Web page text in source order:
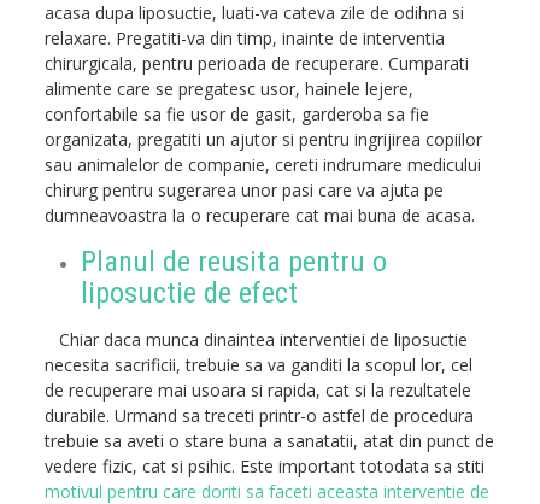
acasa dupa liposuctie, luati-va cateva zile de odihna si
relaxare. Pregatiti-va din timp, inainte de interventia
chirurgicala, pentru perioada de recuperare. Cumparati
alimente care se pregatesc usor, hainele lejere,
confortabile sa fie usor de gasit, garderoba sa fie
organizata, pregatiti un ajutor si pentru ingrijirea copiilor
sau animalelor de companie, cereti indrumare medicului
chirurg pentru sugerarea unor pasi care va ajuta pe
dumneavoastra la o recuperare cat mai buna de acasa.
Planul de reusita pentru o
liposuctie de efect
Chiar daca munca dinaintea interventiei de liposuctie
necesita sacrificii, trebuie sa va ganditi la scopul lor, cel
de recuperare mai usoara si rapida, cat si la rezultatele
durabile. Urmand sa treceti printr-o astfel de procedura
trebuie sa aveti o stare buna a sanatatii, atat din punct de
vedere fizic, cat si psihic. Este important totodata sa stiti
motivul pentru care doriti sa faceti aceasta interventie de